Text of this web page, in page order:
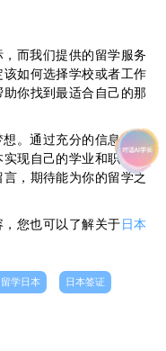
而我们提供的留学服务
如何选择学校或者工作
你找到最适合自己的那
。通过充分的信息准备
现自己的学业和职业目
，期待能为你的留学之
您也可以了解关于 日本
留学日本 日本签证